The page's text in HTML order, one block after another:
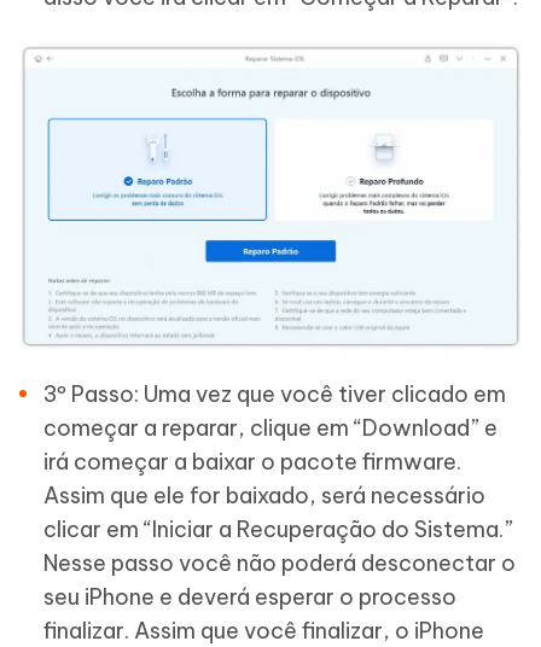
3º Passo: Uma vez que você tiver clicado em
começar a reparar, clique em “Download” e
irá começar a baixar o pacote firmware.
Assim que ele for baixado, será necessário
clicar em “Iniciar a Recuperação do Sistema.”
Nesse passo você não poderá desconectar o
seu iPhone e deverá esperar o processo
finalizar. Assim que você finalizar, o iPhone